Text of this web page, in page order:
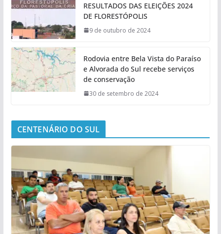
RESULTADOS DAS ELEIÇÕES 2024
DE FLORESTÓPOLIS
9 de outubro de 2024
Rodovia entre Bela Vista do Paraíso
e Alvorada do Sul recebe serviços
de conservação
30 de setembro de 2024
CENTENÁRIO DO SUL